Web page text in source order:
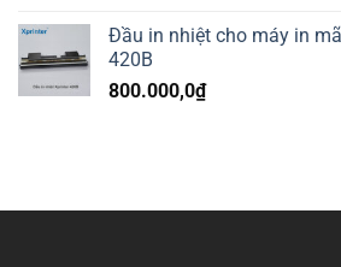
Đầu in nhiệt cho máy in
420B
800.000,0₫